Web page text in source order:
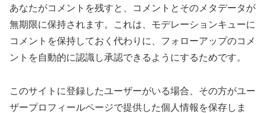
あなたがコメントを残すと、コメントとそのメタデータが
無期限に保持されます。これは、モデレーションキューに
コメントを保持しておく代わりに、フォローアップのコメ
ントを自動的に認識し承認できるようにするためです。
このサイトに登録したユーザーがいる場合、その方がユー
ザープロフィールページで提供した個人情報を保存しま